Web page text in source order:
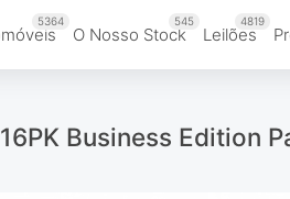
5364
O Nosso Stock
545
Leilões
4819
Business Edition